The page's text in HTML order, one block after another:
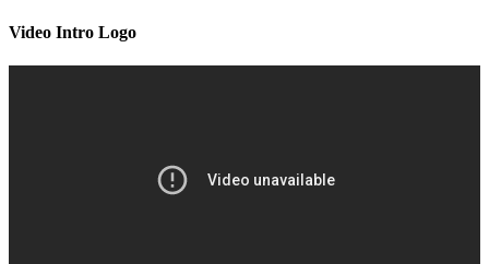
Video Intro Logo